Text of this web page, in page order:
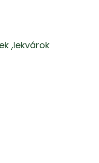
,lekvárok